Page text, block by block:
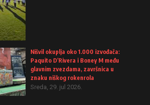
Nišvil okuplja oko 1.000 izvođača:
Paquito D’Rivera i Boney M među
glavnim zvezdama, završnica u
znaku niškog rokenrola
Sreda, 29. jul 2026.